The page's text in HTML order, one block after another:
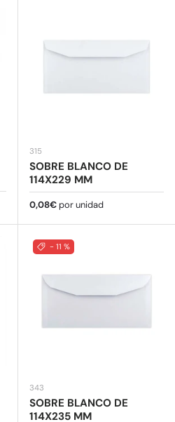
315
SOBRE BLANCO DE
114X229 MM
Precio normal
0,08€ por unidad
- 11 %
343
SOBRE BLANCO DE
114X235 MM